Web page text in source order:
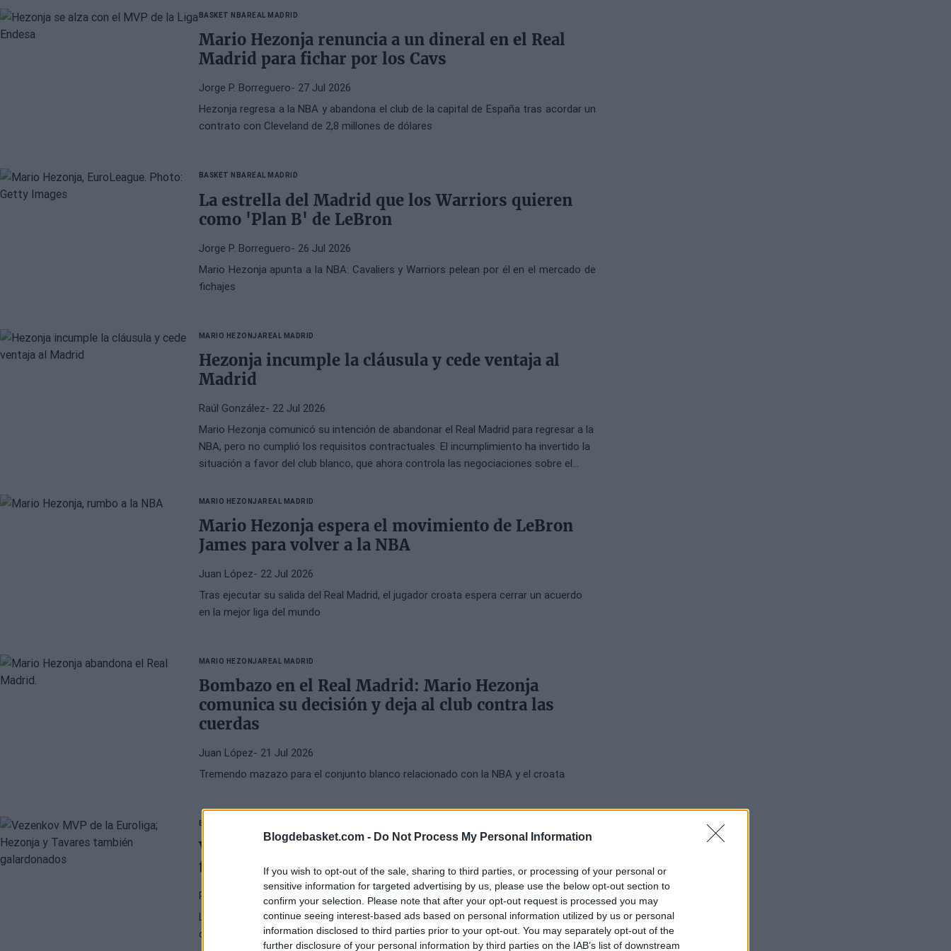
Blogdebasket.com - Do Not Process My Personal Information
If you wish to opt-out of the sale, sharing to third parties, or processing of your personal or
sensitive information for targeted advertising by us, please use the below opt-out section to
confirm your selection. Please note that after your opt-out request is processed you may
continue seeing interest-based ads based on personal information utilized by us or personal
information disclosed to third parties prior to your opt-out. You may separately opt-out of the
further disclosure of your personal information by third parties on the IAB’s list of downstream
BASKET NBA REAL MADRID
Mario Hezonja renuncia a un dineral en el Real
Madrid para fichar por los Cavs
Jorge P. Borreguero- 27 Jul 2026
Hezonja regresa a la NBA y abandona el club de la capital de España tras acordar un
contrato con Cleveland de 2,8 millones de dólares
BASKET NBA REAL MADRID
La estrella del Madrid que los Warriors quieren
como 'Plan B' de LeBron
Jorge P. Borreguero- 26 Jul 2026
Mario Hezonja apunta a la NBA: Cavaliers y Warriors pelean por él en el mercado de
fichajes
MARIO HEZONJAREAL MADRID
Hezonja incumple la cláusula y cede ventaja al
Madrid
Raúl González- 22 Jul 2026
Mario Hezonja comunicó su intención de abandonar el Real Madrid para regresar a la
NBA, pero no cumplió los requisitos contractuales. El incumplimiento ha invertido la
situación a favor del club blanco, que ahora controla las negociaciones sobre el
MARIO HEZONJAREAL MADRID
Mario Hezonja espera el movimiento de LeBron
James para volver a la NBA
Juan López- 22 Jul 2026
Tras ejecutar su salida del Real Madrid, el jugador croata espera cerrar un acuerdo
en la mejor liga del mundo
MARIO HEZONJAREAL MADRID
Bombazo en el Real Madrid: Mario Hezonja
comunica su decisión y deja al club contra las
cuerdas
Juan López- 21 Jul 2026
Tremendo mazazo para el conjunto blanco relacionado con la NBA y el croata
EUROLEAGUE
Vezenkov MVP de la Euroliga; Hezonja y Tavares
también galardonados
Raúl González
- 17 Jun 2026
La Asociación de Jugadores de la Euroliga ha reconocido a los mejores intérpretes
de la temporada 2025-26 mediante votación exclusiva entre atletas.